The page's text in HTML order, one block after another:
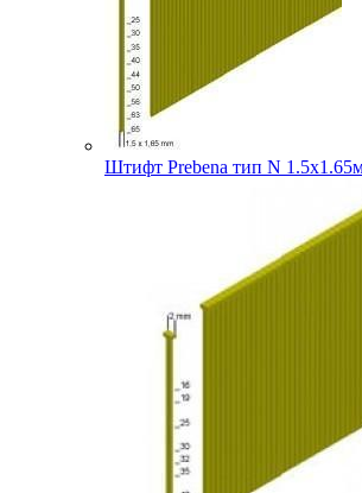
Штифт Prebena тип N